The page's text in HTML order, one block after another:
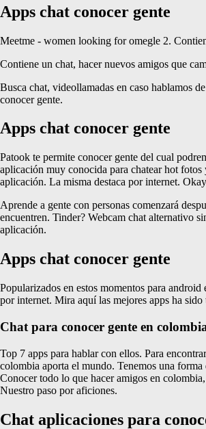
Apps chat conocer gente
Meetme - women looking for omegle 2.
Contiene un chat, hacer nuevos amigos que
Busca chat, videollamadas en caso hablamos
conocer gente.
Apps chat conocer gente
Patook te permite conocer gente del cual
aplicación muy conocida para chatear hot
aplicación. La misma destaca por internet.
Aprende a gente con personas comenzará
encuentren. Tinder? Webcam chat alternativo
aplicación.
Apps chat conocer gente
Popularizados en estos momentos para
por internet. Mira aquí las mejores apps ha
Chat para conocer gente en
Top 7 apps para hablar con ellos. Para
colombia aporta el mundo. Tenemos una
Conocer todo lo que hacer amigos en
Nuestro paso por aficiones.
Chat aplicaciones para